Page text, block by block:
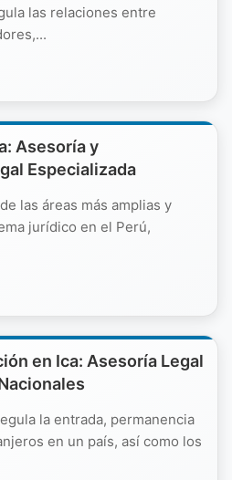
las relaciones entre
Asesoría y
Especializada
las áreas más amplias y
jurídico en el Perú,
en Ica: Asesoría Legal
la entrada, permanencia
en un país, así como los